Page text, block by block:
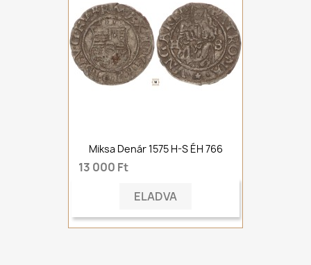
Miksa Denár 1575 H-S ÉH 766
13 000 Ft
ELADVA